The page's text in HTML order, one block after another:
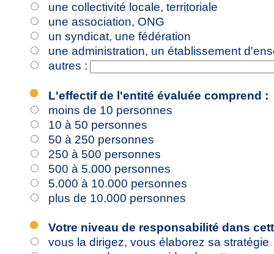
une collectivité locale, territoriale
une association, ONG
un syndicat, une fédération
une administration, un établissement
autres :
L'effectif de l'entité évaluée comprend :
moins de 10 personnes
10 à 50 personnes
50 à 250 personnes
250 à 500 personnes
500 à 5.000 personnes
5.000 à 10.000 personnes
plus de 10.000 personnes
Votre niveau de responsabilité dans
vous la dirigez, vous élaborez sa stratégie